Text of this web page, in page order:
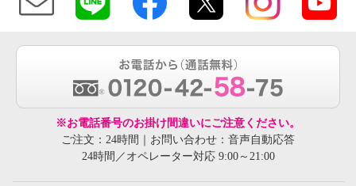
※お電話番号のお掛け間違いにご注意ください。
ご注文：24時間｜お問い合わせ：音声自動応答
24時間／オペレーター対応 9:00～21:00